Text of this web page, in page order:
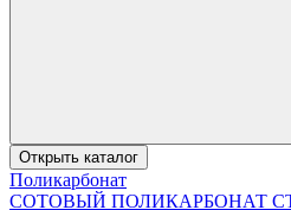
Открыть каталог
Поликарбонат
СОТОВЫЙ ПОЛИКАРБОНАТ